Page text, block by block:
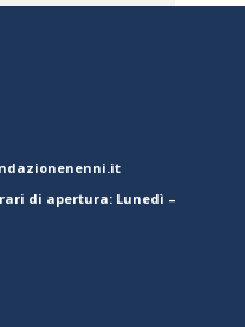
di apertura: Lunedì –